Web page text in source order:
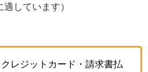
しています）
レジットカード・請求書払